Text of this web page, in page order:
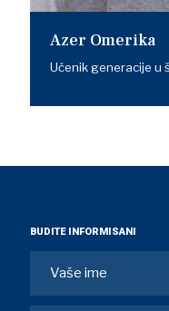
Azer Omerika
Učenik generacije u
BUDITE INFORMISANI